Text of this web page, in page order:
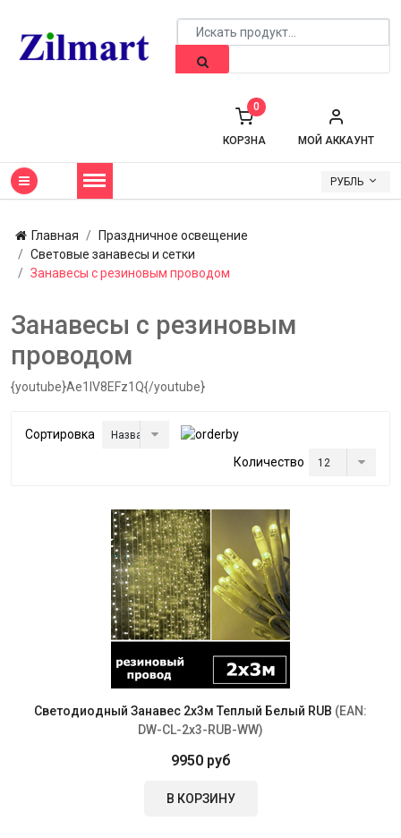
МОЙ АККАУНТ
КОРЗНА
0
РУБЛЬ
Главная
Праздничное освещение
Световые занавесы и сетки
Занавесы с резиновым проводом
Занавесы с резиновым
проводом
{youtube}Ae1IV8EFz1Q{/youtube}
Сортировка
Количество
Светодиодный Занавес 2х3м Теплый Белый RUB (EAN:
DW-CL-2x3-RUB-WW)
9950 руб
В КОРЗИНУ